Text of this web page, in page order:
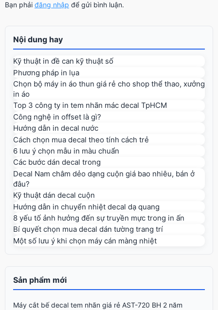
Bạn phải đăng nhập để gửi bình luận.
Nội dung hay
Kỹ thuật in đề can kỹ thuật số
Phương pháp in lụa
Chọn bộ máy in áo thun giá rẻ cho shop thể thao, xưởng
in áo
Top 3 công ty in tem nhãn mác decal TpHCM
Công nghệ in offset là gì?
Hướng dẫn in decal nước
Cách chọn mua decal theo tính cách trẻ
6 lưu ý chọn mẫu in màu chuẩn
Các bước dán decal trong
Decal Nam châm dẻo dạng cuộn giá bao nhiêu, bán ở
đâu?
Kỹ thuật dán decal cuộn
Hướng dẫn in chuyển nhiệt decal dạ quang
8 yếu tố ảnh hưởng đến sự truyền mực trong in ấn
Bí quyết chọn mua decal dán tường trang trí
Một số lưu ý khi chọn máy cán màng nhiệt
Sản phẩm mới
Máy cắt bế decal tem nhãn giá rẻ AST-720 BH 2 năm